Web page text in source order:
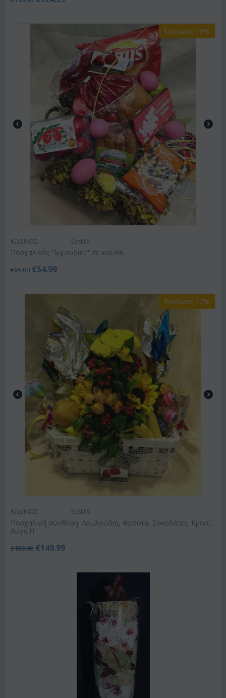
Έκπτωση 15%
ΚΩΔΙΚΟΣ: East15
Πασχαλινές "λιχουδιές" σε καλάθι.
€65.00 €54.99
Έκπτωση 17%
ΚΩΔΙΚΟΣ: East18
Πασχαλινή σύνθεση. Λουλούδια, Φρούτα, Σοκολάτες, Κρασί,
Αυγά !!!
€180.00 €149.99